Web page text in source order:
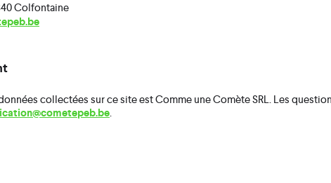
Colfontaine
collectées sur ce site est Comme une Comète SRL. Les
.